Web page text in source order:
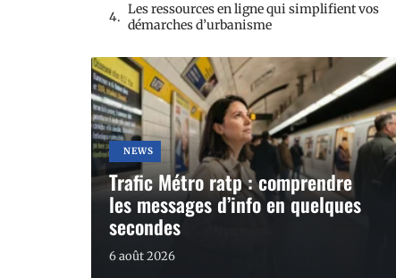
Les ressources en ligne qui simplifient vos
démarches d’urbanisme
NEWS
Trafic Métro ratp : comprendre
les messages d’info en quelques
secondes
6 août 2026